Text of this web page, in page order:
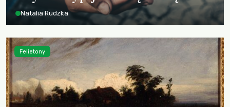
Natalia Rudzka
Felietony